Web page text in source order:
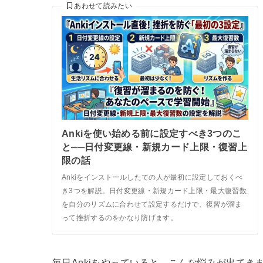
Ankiを使い始める前に設定すべき3つのこ
と──日付変更線・新規カード上限・復習上
限の話
Ankiをインストールしたての人が最初に設定しておくべ
き3つを解説。日付変更線・新規カード上限・最大復習数
を自分のリズムに合わせて設定するだけで、復習が溜ま
って挫折するのをかなり防げます。
あわせて読みたい